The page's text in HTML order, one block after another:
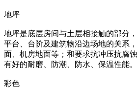
地坪
地坪是底层房间与土层相接触的部分
平台、台阶及建筑物沿边场地的关系
面、机房地面等；和要求抗冲压抗腐
有好的耐磨、防潮、防水、保温性能。
彩色